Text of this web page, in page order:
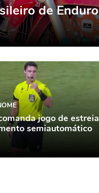
de Enduro
jogo de estreia
semiautomático